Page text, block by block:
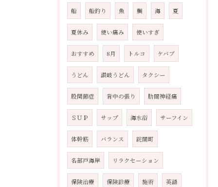
船 船釣り 魚 鯛 海 夏
夏休み 使い痛み 使いすぎ
おすすめ 8月 トルコ ケバブ
うどん 讃岐うどん タクシー
股関節症 背中の張り 肋間神経痛
ＳＵＰ サップ 海水浴 サーフイン
体幹筋 バランス 詫間町
名部戸海岸 リラクセーション
保険治療 保険診療 施術 英語